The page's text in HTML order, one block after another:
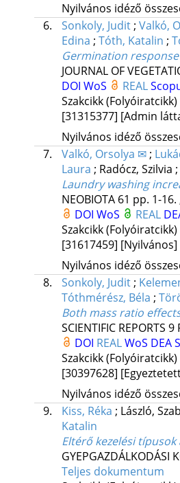
Nyilvános idéző
6.
Sonkoly, Judit; Valkó,
Edina ; Tóth, Katalin ;
Germination
JOURNAL OF
DOI WoS REAL
Szakcikk
[31315377] [Admin
Nyilvános idéző
7.
Valkó, Orsolya ✉;
Laura ; Radócz, Szilvia ;
Laundry washing
NEOBIOTA 61 pp. 1-16.
DOI WoS REAL
Szakcikk
[31617459] [Nyilvános]
Nyilvános idéző
8.
Sonkoly, Judit;
Tóthmérész, Béla ;
Both mass ratio
SCIENTIFIC REPORTS 9
DOI REALWoS DEA
Szakcikk
[30397628]
Nyilvános idéző
9.
Kiss, Réka ; László,
Katalin
Eltérő kezelési
GYEPGAZDÁLKODÁSI
Teljes dokumentum